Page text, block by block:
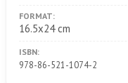
FORMAT:
16.5x24 cm
ISBN:
978-86-521-1074-2